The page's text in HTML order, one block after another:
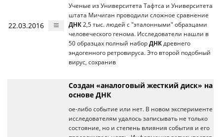
22.03.2016
Ученые из Университета Тафтса и Университета
штата Мичиган проводили сложное сравнение
ДНК 2,5 тыс. людей с "эталонными" образцами
человеческого генома. Исследователи нашли в
50 образцах полный набор ДНК древнего
эндогенного ретровируса. Это второй подобный
вирус, сохранив
Создан «аналоговый жесткий диск» на
основе ДНК
ое-либо событие или нет. В новом эксперименте
исследователям удалось записывать не только
состояние, но и степень влияния события и его